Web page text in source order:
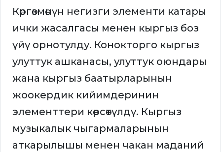
Көргөзмөнүн негизги элементи катары
ички жасалгасы менен кыргыз боз
үйү орнотулду. Конокторго кыргыз
улуттук ашканасы, улуттук оюндары
жана кыргыз баатырларынын
жоокердик кийимдеринин
элементтери көрсөтүлдү. Кыргыз
музыкалык чыгармаларынын
аткарылышы менен чакан маданий